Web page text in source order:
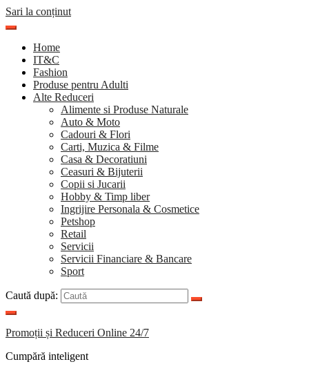
Sari la conținut
Home
IT&C
Fashion
Produse pentru Adulti
Alte Reduceri
Alimente si Produse Naturale
Auto & Moto
Cadouri & Flori
Carti, Muzica & Filme
Casa & Decoratiuni
Ceasuri & Bijuterii
Copii si Jucarii
Hobby & Timp liber
Ingrijire Personala & Cosmetice
Petshop
Retail
Servicii
Servicii Financiare & Bancare
Sport
Caută după:
Promoții și Reduceri Online 24/7
Cumpără inteligent